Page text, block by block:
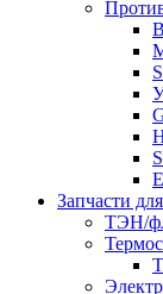
Запчасти
ТЭН/